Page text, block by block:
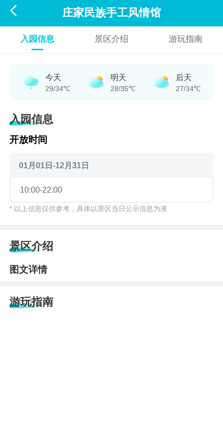
 庄家民族手工风情馆
入园信息 景区介绍 游玩指南
今天
29/34℃
明天
28/35℃
后天
27/34℃
入园信息
开放时间
01月01日-12月31日
10:00-22:00
* 以上信息仅供参考，具体以景区当日公示信息为准
景区介绍
图文详情
游玩指南